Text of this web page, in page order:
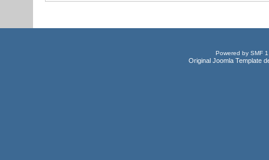
Powered by SMF
Original Joomla Template